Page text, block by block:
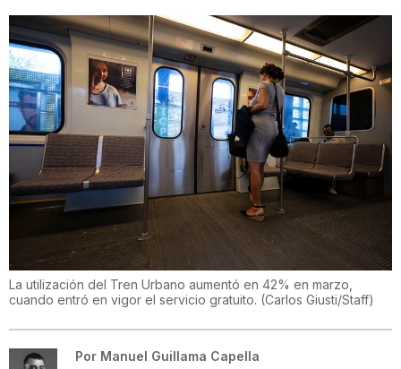
La utilización del Tren Urbano aumentó en 42% en marzo,
cuando entró en vigor el servicio gratuito. (Carlos Giusti/Staff)
Por Manuel Guillama Capella